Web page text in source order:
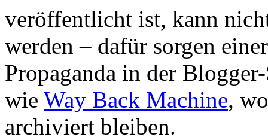
veröffentlicht ist, kann
werden – dafür sorgen
Propaganda in der
wie Way Back Machine,
archiviert bleiben.